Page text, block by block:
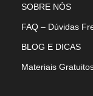
SOBRE NÓS
FAQ – Dúvidas
BLOG E DICAS
Materiais